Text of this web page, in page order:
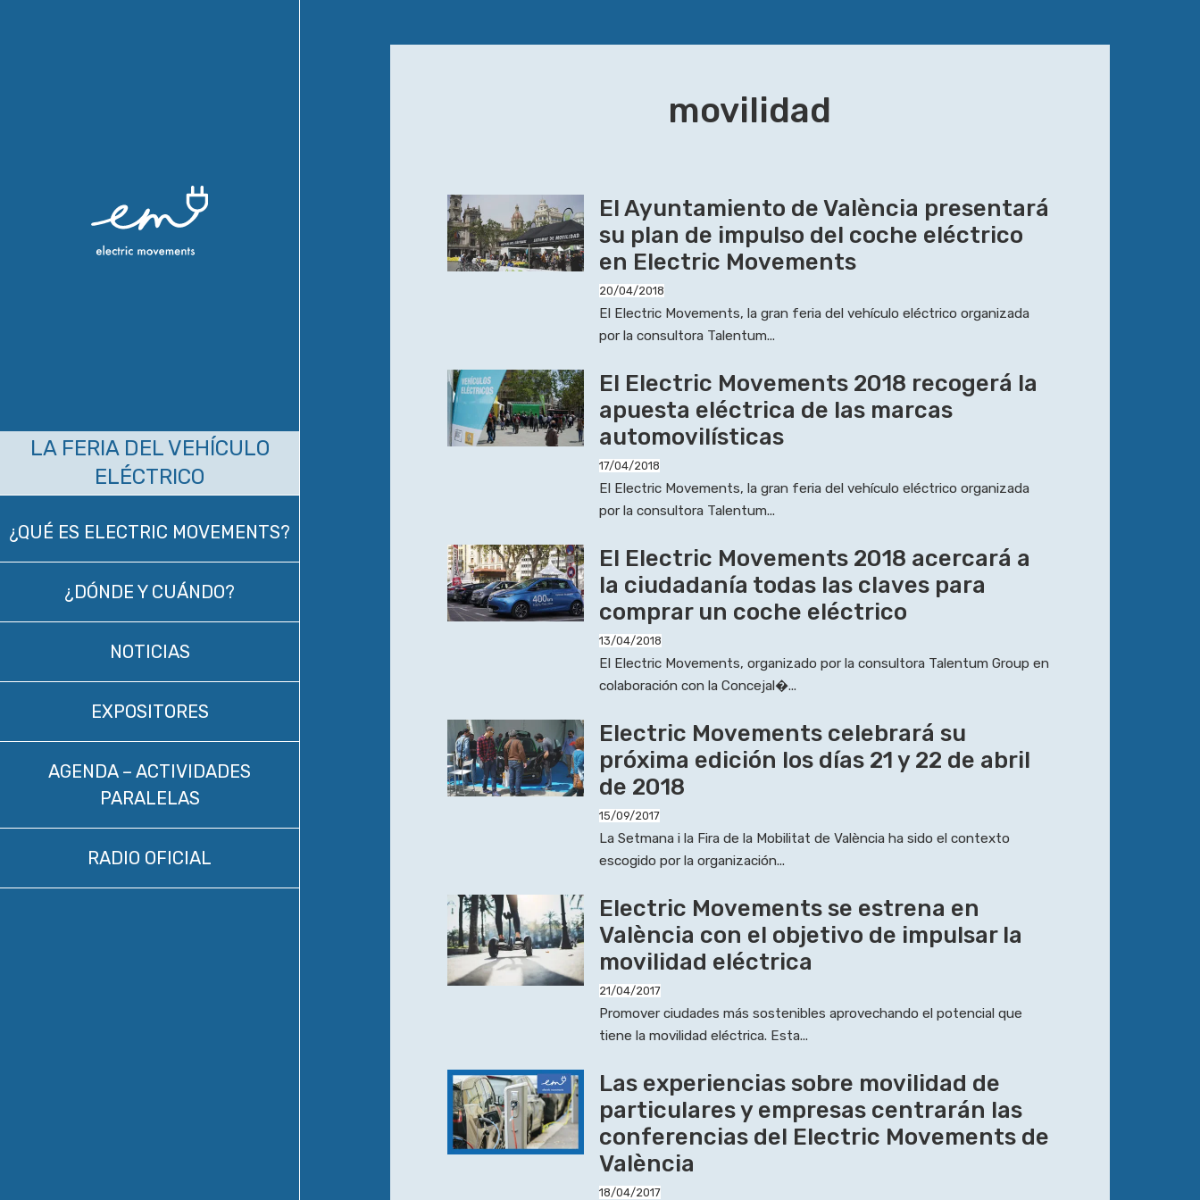
LA FERIA DEL VEHÍCULO
ELÉCTRICO
¿QUÉ ES ELECTRIC MOVEMENTS?
¿DÓNDE Y CUÁNDO?
NOTICIAS
EXPOSITORES
AGENDA – ACTIVIDADES
PARALELAS
RADIO OFICIAL
movilidad
El Ayuntamiento de València presentará
su plan de impulso del coche eléctrico
en Electric Movements
20/04/2018
El Electric Movements, la gran feria del vehículo eléctrico organizada
por la consultora Talentum...
El Electric Movements 2018 recogerá la
apuesta eléctrica de las marcas
automovilísticas
17/04/2018
El Electric Movements, la gran feria del vehículo eléctrico organizada
por la consultora Talentum...
El Electric Movements 2018 acercará a
la ciudadanía todas las claves para
comprar un coche eléctrico
13/04/2018
El Electric Movements, organizado por la consultora Talentum Group en
colaboración con la Concejal�...
Electric Movements celebrará su
próxima edición los días 21 y 22 de abril
de 2018
15/09/2017
La Setmana i la Fira de la Mobilitat de València ha sido el contexto
escogido por la organización...
Electric Movements se estrena en
València con el objetivo de impulsar la
movilidad eléctrica
21/04/2017
Promover ciudades más sostenibles aprovechando el potencial que
tiene la movilidad eléctrica. Esta...
Las experiencias sobre movilidad de
particulares y empresas centrarán las
conferencias del Electric Movements de
València
18/04/2017